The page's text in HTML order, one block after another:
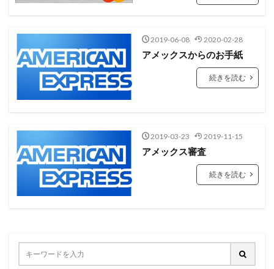
2019-06-08 2020-02-28
アメックスからのお手紙
続きを読む
2019-03-23 2019-11-15
アメックス審査
続きを読む